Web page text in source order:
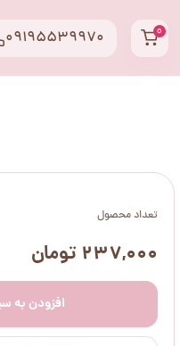
۰ 09195539970
تعداد محصول
۲۳۷,۰۰۰ تومان
افزودن به